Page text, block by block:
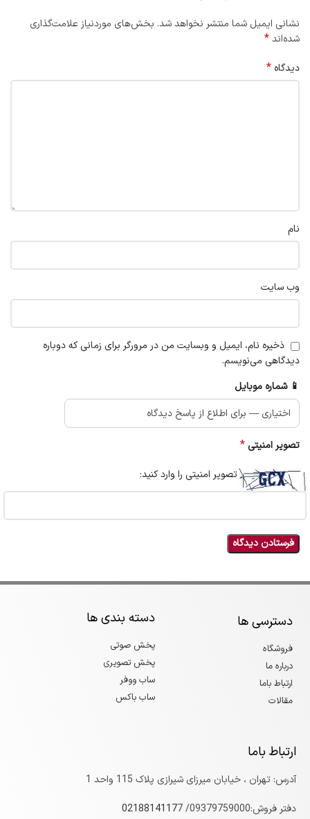
نشانی ایمیل شما منتشر نخواهد شد. بخش‌های موردنیاز علامت‌گذاری
شده‌اند*
دیدگاه *
نام
وب‌ سایت
ذخیره نام، ایمیل و وبسایت من در مرورگر برای زمانی که دوباره
دیدگاهی می‌نویسم.
📱 شماره موبایل
تصویر امنیتی*
تصویر امنیتی را وارد کنید:
دسترسی ها
فروشگاه
درباره ما
ارتباط باما
مقالات
دسته بندی ها
پخش صوتی
پخش تصویری
ساب ووفر
ساب باکس
ارتباط باما
آدرس: تهران ، خیابان میرزای شیرازی پلاک 115 واحد 1
دفتر فروش:09379759000/
02188141177